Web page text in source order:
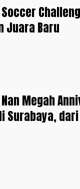
Juara Baru
Megah
Surabaya,